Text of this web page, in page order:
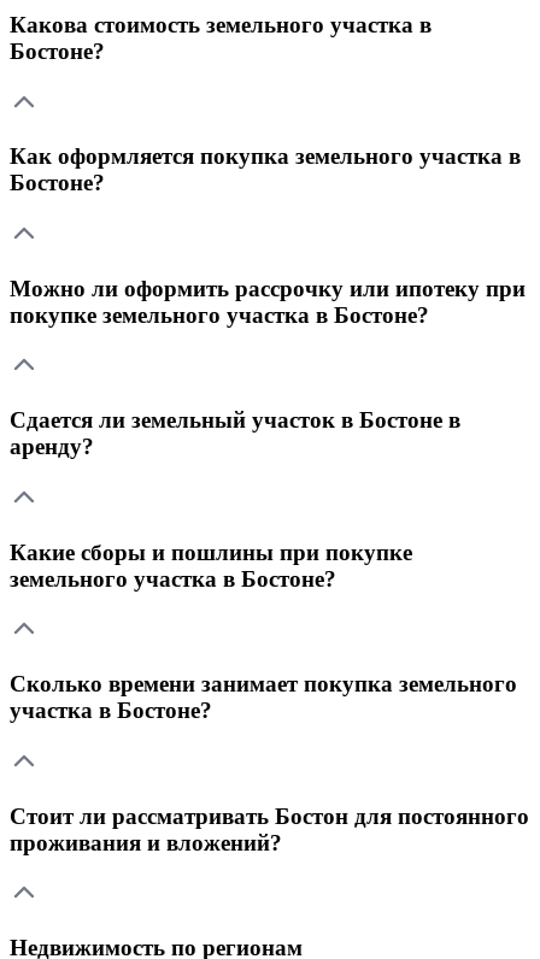
Какова стоимость земельного участка в
Бостоне?
Как оформляется покупка земельного участка в
Бостоне?
Можно ли оформить рассрочку или ипотеку при
покупке земельного участка в Бостоне?
Сдается ли земельный участок в Бостоне в
аренду?
Какие сборы и пошлины при покупке
земельного участка в Бостоне?
Сколько времени занимает покупка земельного
участка в Бостоне?
Стоит ли рассматривать Бостон для постоянного
проживания и вложений?
Недвижимость по регионам